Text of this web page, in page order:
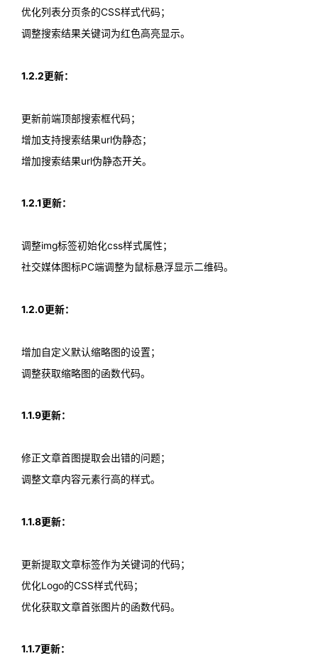
优化列表分页条的CSS样式代码；
调整搜索结果关键词为红色高亮显示。
1.2.2更新：
更新前端顶部搜索框代码；
增加支持搜索结果url伪静态；
增加搜索结果url伪静态开关。
1.2.1更新：
调整img标签初始化css样式属性；
社交媒体图标PC端调整为鼠标悬浮显示二维码。
1.2.0更新：
增加自定义默认缩略图的设置；
调整获取缩略图的函数代码。
1.1.9更新：
修正文章首图提取会出错的问题；
调整文章内容元素行高的样式。
1.1.8更新：
更新提取文章标签作为关键词的代码；
优化Logo的CSS样式代码；
优化获取文章首张图片的函数代码。
1.1.7更新：